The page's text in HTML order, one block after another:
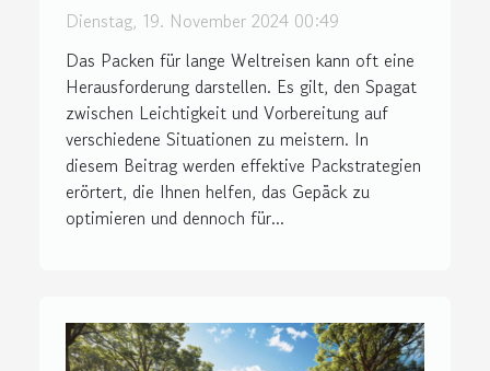
Dienstag, 19. November 2024 00:49
Das Packen für lange Weltreisen kann oft eine
Herausforderung darstellen. Es gilt, den Spagat
zwischen Leichtigkeit und Vorbereitung auf
verschiedene Situationen zu meistern. In
diesem Beitrag werden effektive Packstrategien
erörtert, die Ihnen helfen, das Gepäck zu
optimieren und dennoch für...